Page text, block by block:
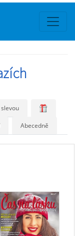
slevou
Abecedně